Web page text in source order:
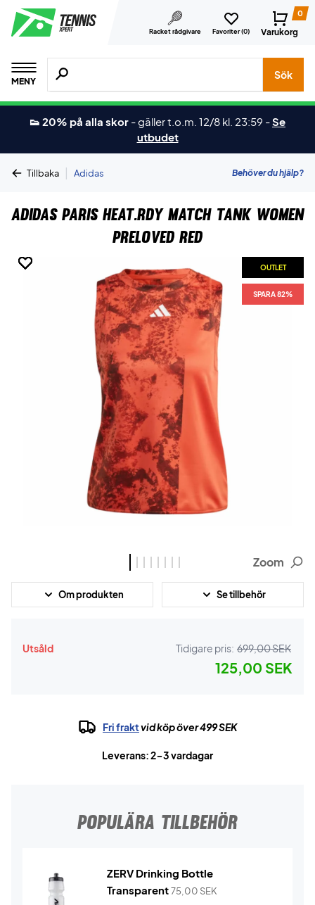
Racket rådgivare Favoriter (0)
0
Varukorg
MENY
Sök efter produkter, märken osv.
Sök
👟 20% på alla skor -gäller t.o.m. 12/8 kl. 23:59 -Se
utbudet
Tillbaka | Adidas Behöver du hjälp?
Adidas Paris HEAT.RDY Match Tank Women
Preloved Red
OUTLET
SPARA 82%
OUTLET
SPARA 82%
OUTLET
SPARA 82%
OUTLET
SPARA 82%
OUTLET
SPARA 82%
OUTLET
SPARA 82%
OUTLET
SPARA 82%
OUTLET
SPARA 82%
Zoom
Om produkten Se tillbehör
Utsåld Tidigare pris: 699,00 SEK
125,00 SEK
Fri fraktvid köp över 499 SEK
Leverans: 2-3 vardagar
POPULÄRA TILLBEHÖR
ZERV Drinking Bottle
Transparent75,00 SEK